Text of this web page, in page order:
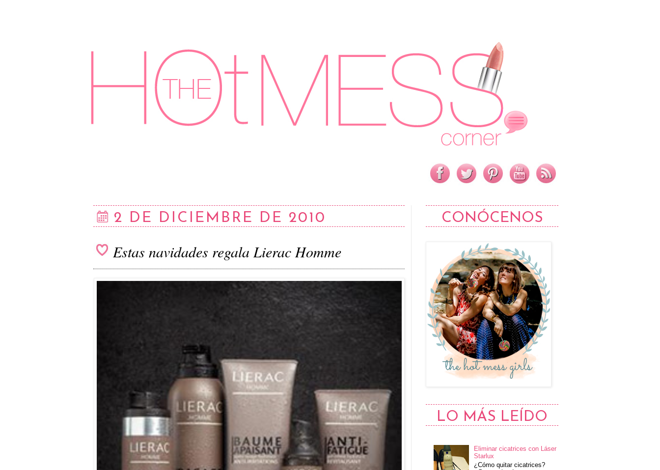
2 DE DICIEMBRE DE 2010
Estas navidades regala Lierac Homme
CONÓCENOS
LO MÁS LEÍDO
Eliminar cicatrices con Láser
Starlux
¿Cómo quitar cicatrices?